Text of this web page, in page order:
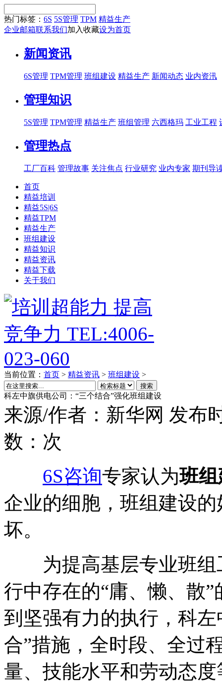
热门标签： 6S 5S管理 TPM 精益生产
企业邮箱联系我们加入收藏设为首页
新闻资讯
6S管理 TPM管理 班组建设 精益生产 新闻动态 业内资汛
管理知识
5S管理 TPM管理 精益生产 班组管理 六西格玛 工业工程
管理热点
工厂百科 管理故事 关注焦点 行业研究 业内专家 期刊导
首页
精益培训
精益5S|6S
精益TPM
精益生产
班组建设
精益知识
精益资讯
精益下载
关于我们
当前位置： 首页 > 精益资讯 > 班组建设 >
搜索
科左中旗供电公司：“三个结合”强化班组建设
来源/作者： 新华网 发布
数： 次
6S咨询专家认为班
企业的细胞，班组建设
坏。
为提高基层专业班组
行中存在的“庸、懒、散
到坚强有力的执行，科
合”措施，全时段、全过
量、技能水平和劳动态